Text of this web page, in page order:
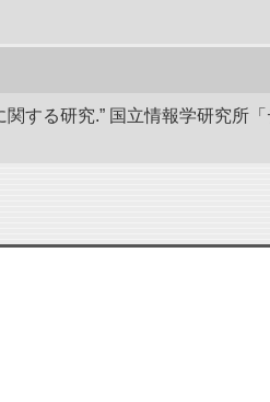
する研究.” 国立情報学研究所